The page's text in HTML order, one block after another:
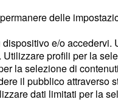
delle
e/o accedervi.
profili per la
la selezione di
il pubblico attraverso
dati limitati per la